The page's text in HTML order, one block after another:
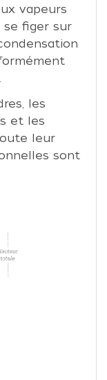
vapeurs
se figer sur
les
et les
leur
sont